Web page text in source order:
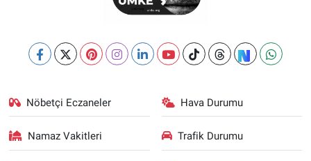
Nöbetçi Eczaneler Hava Durumu
Namaz Vakitleri Trafik Durumu